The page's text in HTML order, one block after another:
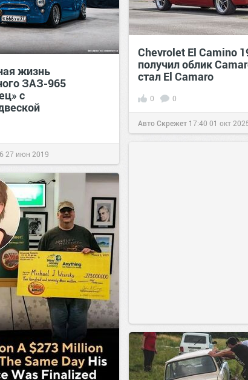
жизнь
ЗАЗ-965
с
27 июн 2019
Chevrolet El Camino
получил облик
стал El Camaro
0 0
Авто Скрежет 17:40 01 окт